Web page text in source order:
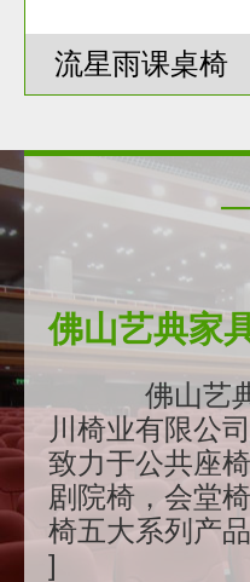
流星雨课桌椅
佛山艺典家
佛山艺
川椅业有限公
致力于公共座
剧院椅，会堂椅
椅五大系列产品
]